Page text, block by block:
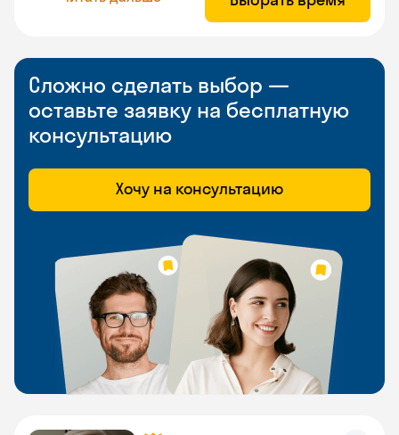
Сложно сделать выбор —
оставьте заявку на бесплатную
консультацию
Хочу на консультацию